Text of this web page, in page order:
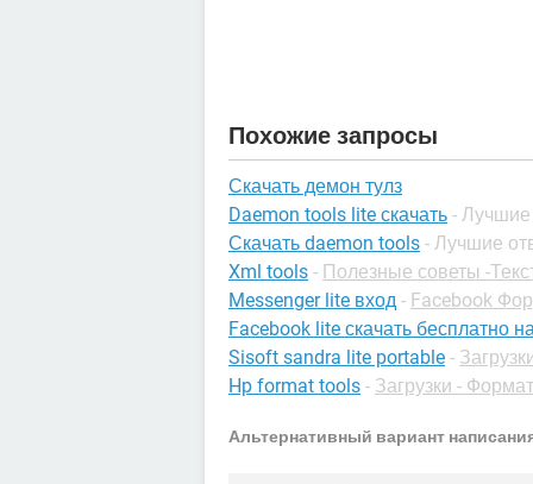
Похожие запросы
Скачать демон тулз
Daemon tools lite скачать - Лучшие
Скачать daemon tools - Лучшие
Xml tools - Полезные советы -
Messenger lite вход - Facebook
Facebook lite скачать бесплатно
Sisoft sandra lite portable -
Hp format tools - Загрузки -
Альтернативный вариант